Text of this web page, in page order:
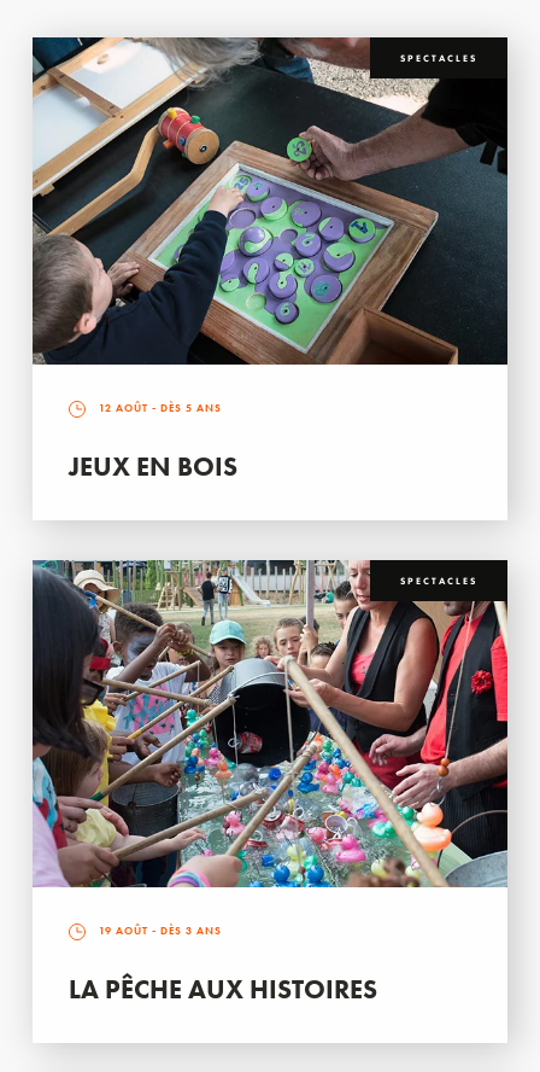
SPECTACLES
12 AOÛT - DÈS 5 ANS
JEUX EN BOIS
SPECTACLES
19 AOÛT - DÈS 3 ANS
LA PÊCHE AUX HISTOIRES